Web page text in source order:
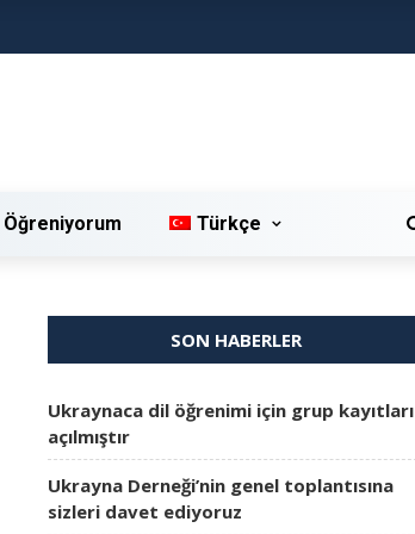
Türkçe
SON HABERLER
Ukraynaca dil öğrenimi için grup kayıtları
açılmıştır
Ukrayna Derneği’nin genel toplantısına
sizleri davet ediyoruz